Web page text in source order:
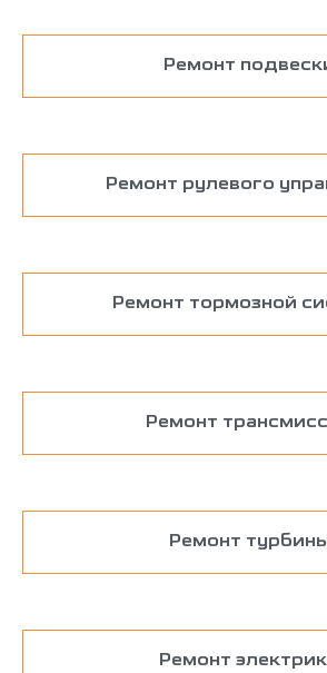
Ремонт
Ремонт рулевого
Ремонт тормозной
Ремонт
Ремонт
Ремонт